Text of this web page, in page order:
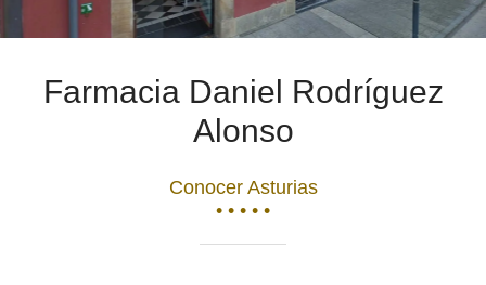
Farmacia Daniel Rodríguez
Alonso
Conocer Asturias
• • • • •